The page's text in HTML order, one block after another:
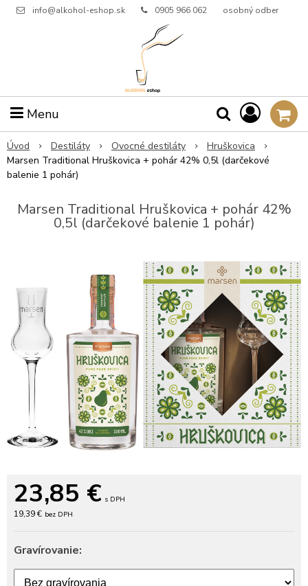
info@alkohol-eshop.sk 0905 966 062 osobný odber
Menu
Úvod Destiláty Ovocné destiláty
Hruškovica
Marsen Traditional Hruškovica + pohár 42% 0,5l (darčekové
balenie 1 pohár)
Marsen Traditional Hruškovica + pohár 42%
0,5l (darčekové balenie 1 pohár)
23,85 € s DPH
19,39 € bez DPH
Gravírovanie: